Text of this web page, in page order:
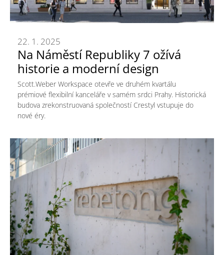
Na Náměstí Republiky 7 ožívá
historie a moderní design
22. 1. 2025
Scott.Weber Workspace otevře ve druhém kvartálu
prémiové flexibilní kanceláře v samém srdci Prahy. Historická
budova zrekonstruovaná společností Crestyl vstupuje do
nové éry.